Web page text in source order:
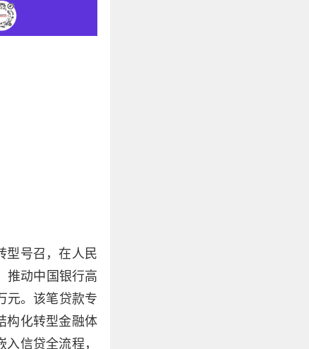
型号召，在人民
推动中国银行高
元。该笔贷款专
构化转型金融体
信贷全流程，